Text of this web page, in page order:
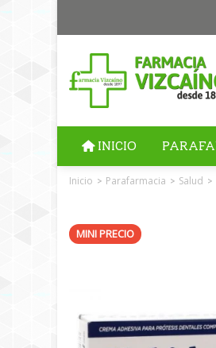
INICIO
Inicio > Parafarmacia > Salud >
MINI PRECIO